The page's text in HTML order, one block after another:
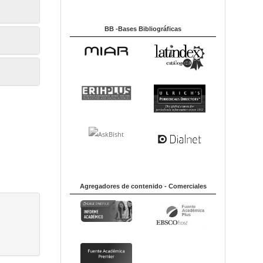
BB -Bases Bibliográficas
Agregadores de contenido - Comerciales